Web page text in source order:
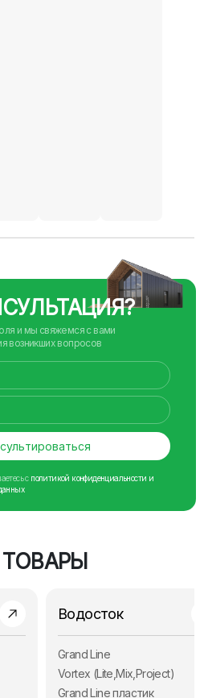
и мы свяжемся с вами
возникших вопросов
с политикой конфиденциальности и
Водосток
Grand Line
Vortex (Lite,Mix,Project)
Grand Line пластик